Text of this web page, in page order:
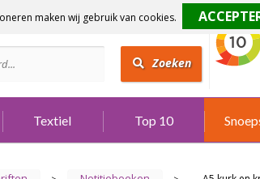
Zoeken
Textiel Top 10
maken wij gebruik van cookies.